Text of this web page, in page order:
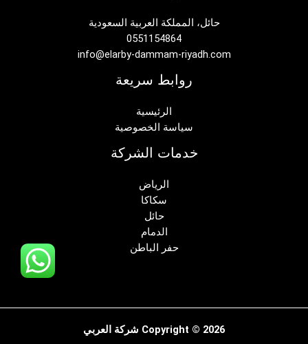
حائل، المملكة العربية السعودية
0551154864
info@elarby-dammam-riyadh.com
روابط سريعة
الرئيسية
سياسة الخصوصية
خدمات الشركة
الرياض
سكاكا
حائل
الدمام
حفر الباطن
Copyright © 2026 شركة العربي